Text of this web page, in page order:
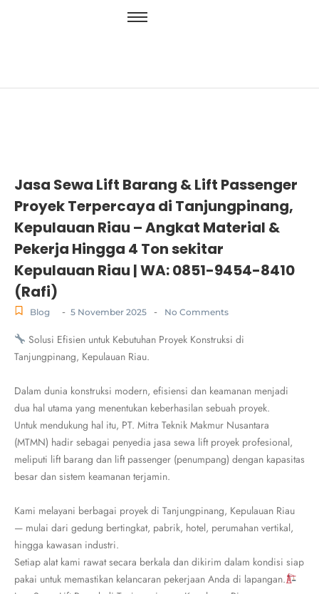
Jasa Sewa Lift Barang & Lift Passenger
Proyek Terpercaya di Tanjungpinang,
Kepulauan Riau – Angkat Material &
Pekerja Hingga 4 Ton sekitar
Kepulauan Riau | WA: 0851-9454-8410
(Rafi)
Blog - 5 November 2025 - No Comments
Solusi Efisien untuk Kebutuhan Proyek Konstruksi di
Tanjungpinang, Kepulauan Riau.
Dalam dunia konstruksi modern, efisiensi dan keamanan menjadi
dua hal utama yang menentukan keberhasilan sebuah proyek.
Untuk mendukung hal itu, PT. Mitra Teknik Makmur Nusantara
(MTMN) hadir sebagai penyedia jasa sewa lift proyek profesional,
meliputi lift barang dan lift passenger (penumpang) dengan kapasitas
besar dan sistem keamanan terjamin.
Kami melayani berbagai proyek di Tanjungpinang, Kepulauan Riau
— mulai dari gedung bertingkat, pabrik, hotel, perumahan vertikal,
hingga kawasan industri.
Setiap alat kami rawat secara berkala dan dikirim dalam kondisi siap
pakai untuk memastikan kelancaran pekerjaan Anda di lapangan.